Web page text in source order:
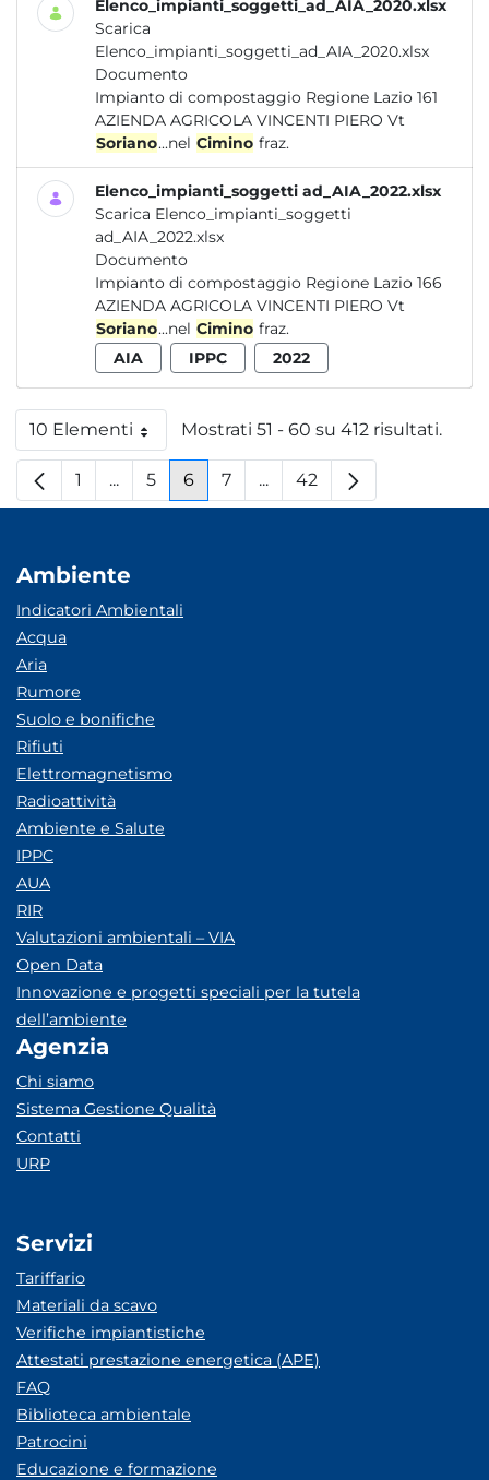
Elenco_impianti_soggetti_ad_AIA_2020.xlsx
Scarica
Elenco_impianti_soggetti_ad_AIA_2020.xlsx
Documento
Impianto di compostaggio Regione Lazio 161
AZIENDA AGRICOLA VINCENTI PIERO Vt
Soriano...nel Cimino fraz.
Elenco_impianti_soggetti ad_AIA_2022.xlsx
Scarica Elenco_impianti_soggetti
ad_AIA_2022.xlsx
Documento
Impianto di compostaggio Regione Lazio 166
AZIENDA AGRICOLA VINCENTI PIERO Vt
Soriano...nel Cimino fraz.
AIA
IPPC 2022
10 ElementiPer paginaMostrati 51 - 60 su 412 risultati.
Pagina
1 ...Pagine intermedie
Pagina
5 Pagina
6 Pagina
7 ...Pagine intermedie
Pagina
42
Ambiente
Indicatori Ambientali
Acqua
Aria
Rumore
Suolo e bonifiche
Rifiuti
Elettromagnetismo
Radioattività
Ambiente e Salute
IPPC
AUA
RIR
Valutazioni ambientali – VIA
Open Data
Innovazione e progetti speciali per la tutela
dell’ambiente
Agenzia
Chi siamo
Sistema Gestione Qualità
Contatti
URP
Servizi
Tariffario
Materiali da scavo
Verifiche impiantistiche
Attestati prestazione energetica (APE)
FAQ
Biblioteca ambientale
Patrocini
Educazione e formazione